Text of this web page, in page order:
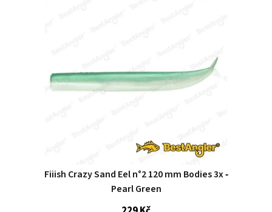
Fiiish Crazy Sand Eel n°2 120 mm Bodies 3x ‑
Pearl Green